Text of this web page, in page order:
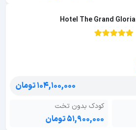
Hotel The Grand Gloria
۱۰۴,۱۰۰,۰۰۰ تومان
کودک بدون تخت
۵۱,۹۰۰,۰۰۰ تومان